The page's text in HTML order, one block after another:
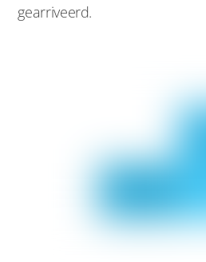
gearriveerd.